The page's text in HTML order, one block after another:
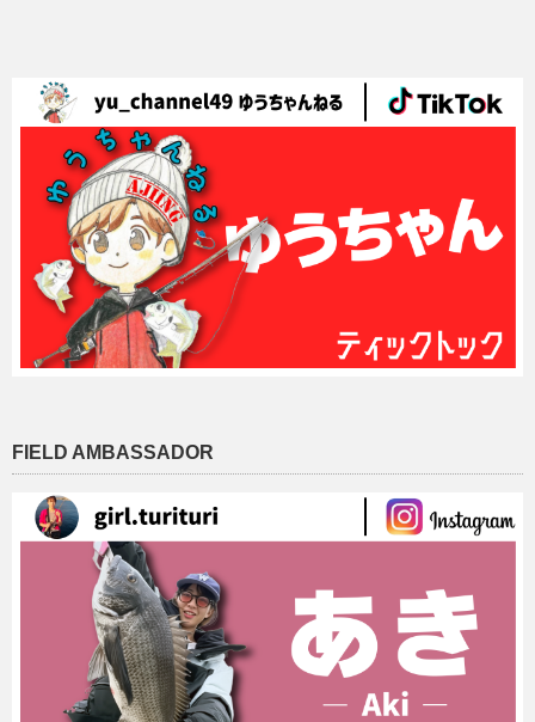
FIELD AMBASSADOR